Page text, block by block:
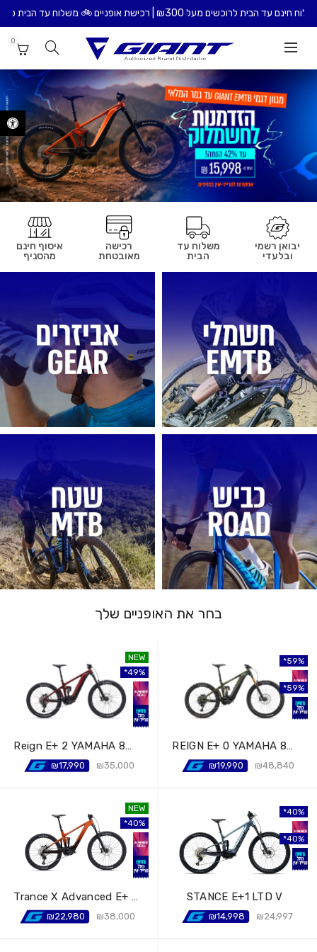
פתח סרגל
רכישת אופניים 🚲 משלוח עד הבית כולל הרכבת האופניים – ₪99
0
יבואן רשמי
ובלעדי
משלוח עד
הבית
רכישה
מאובטחת
איסוף חינם
מהסניף
בחר את האופניים שלך
59%
59%
REIGN E+ 0 YAMAHA 85 Nm
₪48,840
₪19,990
NEW
49%
Reign E+ 2 YAMAHA 85 Nm
₪35,000
₪17,990
40%
40%
STANCE E+1 LTD V
₪24,997
₪14,998
NEW
40%
Trance X Advanced E+ Elite 2
₪38,000
₪22,980